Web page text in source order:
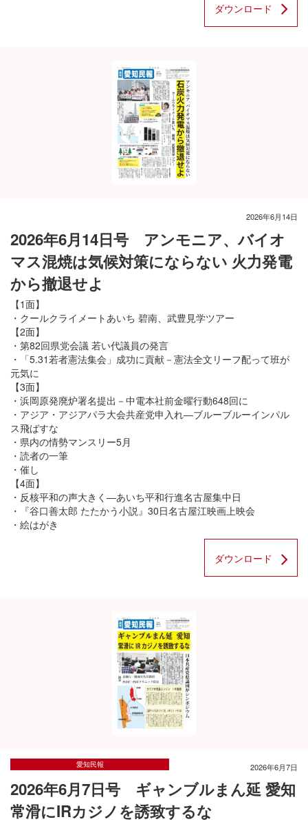
ダウンロード
2026年6月14日
2026年6月14日号 アンモニア、バイオ
マス混焼は気候対策にならない 火力発電
から撤退せよ
【1面】
・クールクライメートあいち 碧南、武豊見学ツアー
【2面】
・第82回県党会議 若い代議員の発言
・「5.31若者憲法集会」成功に貢献－憲法全文リーフ配って班が
元気に
【3面】
・浜岡原発廃炉署名提出－中電本社前金曜行動648回に
・アジア・アジアパラ大会共産党申入れ―ブルーブルーインパル
ス飛ばすな
・県内の情勢マンスリー5月
・読者の一筆
・催し
【4面】
・反核平和の声大きく―あいち平和行進名古屋集中日
・『谷口善太郎 たたかう小説』30日名古屋江映画上映会
・絵はがき
ダウンロード
愛知民報 2026年6月7日
2026年6月7日号 ギャンブルまん延 愛知
常滑にIRカジノを誘致するな